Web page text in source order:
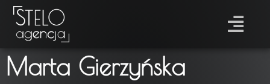
Marta Gierzyńska